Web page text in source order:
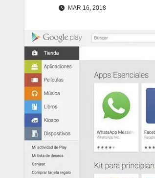
MAR 16, 2018